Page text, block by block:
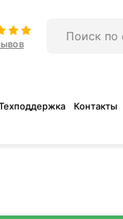
Контакты